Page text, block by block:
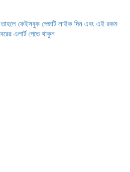
তাহলে ফেইসবুক পেজটি লাইক দিন এবং এই রকম
এলার্ট পেতে থাকুন